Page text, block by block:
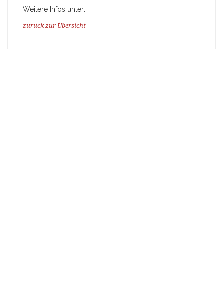
Weitere Infos unter:
zurück zur Übersicht